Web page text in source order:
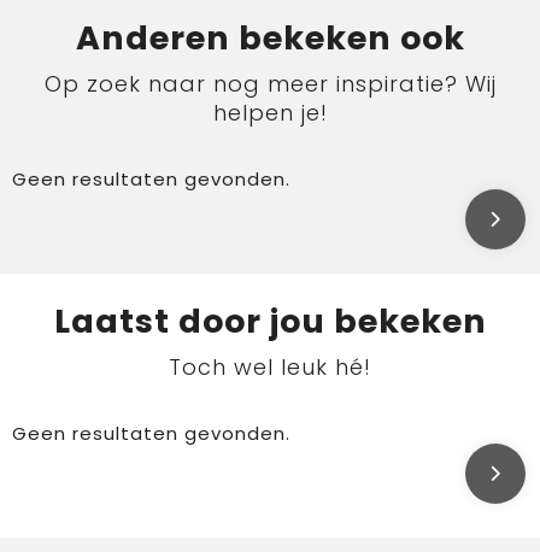
Anderen bekeken ook
Op zoek naar nog meer inspiratie? Wij
helpen je!
Geen resultaten gevonden.
Laatst door jou bekeken
Toch wel leuk hé!
Geen resultaten gevonden.